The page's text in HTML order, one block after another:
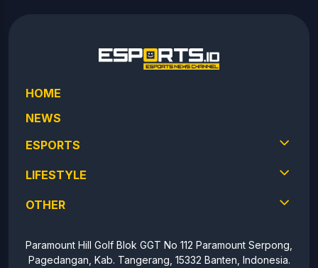
HOME
NEWS
ESPORTS
LIFESTYLE
OTHER
Paramount Hill Golf Blok GGT No 112 Paramount Serpong,
Pagedangan, Kab. Tangerang, 15332 Banten, Indonesia.